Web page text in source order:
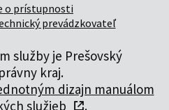
o prístupnosti
prevádzkovateľ
služby je Prešovský
kraj.
dizajn manuálom
služieb
.